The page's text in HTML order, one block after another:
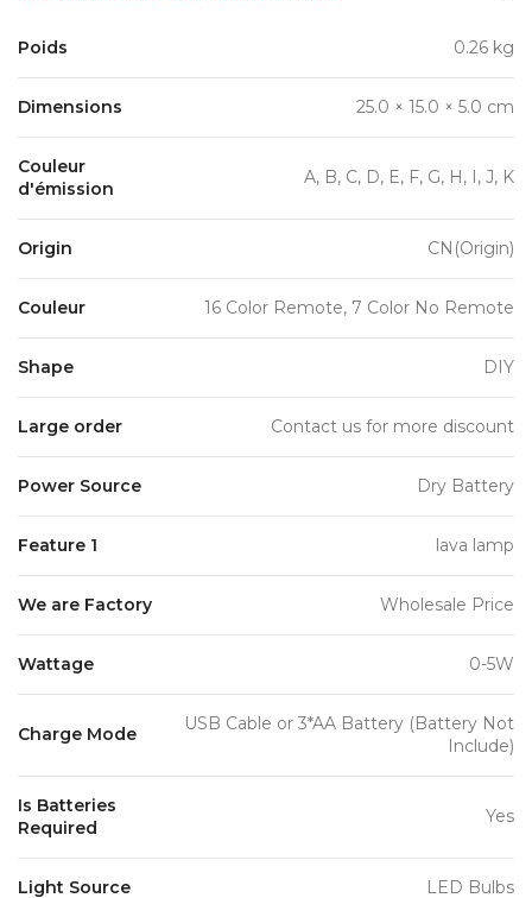
Poids 0.26 kg
Dimensions 25.0 × 15.0 × 5.0 cm
Couleur
d'émission
A, B, C, D, E, F, G, H, I, J, K
Origin CN(Origin)
Couleur 16 Color Remote, 7 Color No Remote
Shape DIY
Large order Contact us for more discount
Power Source Dry Battery
Feature 1 lava lamp
We are Factory Wholesale Price
Wattage 0-5W
Charge Mode
USB Cable or 3*AA Battery (Battery Not
Include)
Is Batteries
Required
Yes
Light Source LED Bulbs